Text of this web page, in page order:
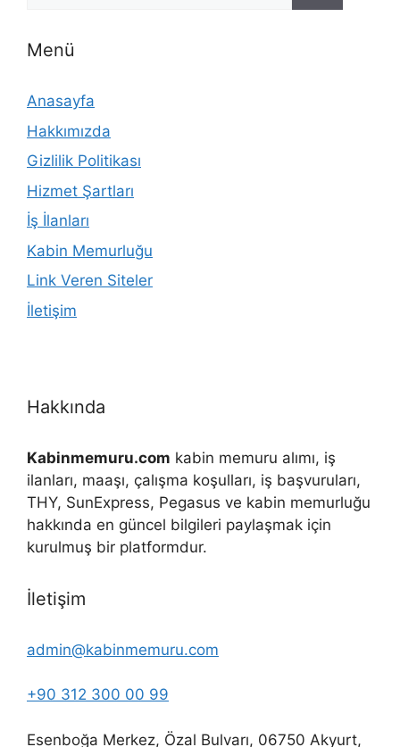
Menü
Anasayfa
Hakkımızda
Gizlilik Politikası
Hizmet Şartları
İş İlanları
Kabin Memurluğu
Link Veren Siteler
İletişim
Hakkında
Kabinmemuru.com kabin memuru alımı, iş
ilanları, maaşı, çalışma koşulları, iş başvuruları,
THY, SunExpress, Pegasus ve kabin memurluğu
hakkında en güncel bilgileri paylaşmak için
kurulmuş bir platformdur.
İletişim
admin@kabinmemuru.com
+90 312 300 00 99
Esenboğa Merkez, Özal Bulvarı, 06750 Akyurt,